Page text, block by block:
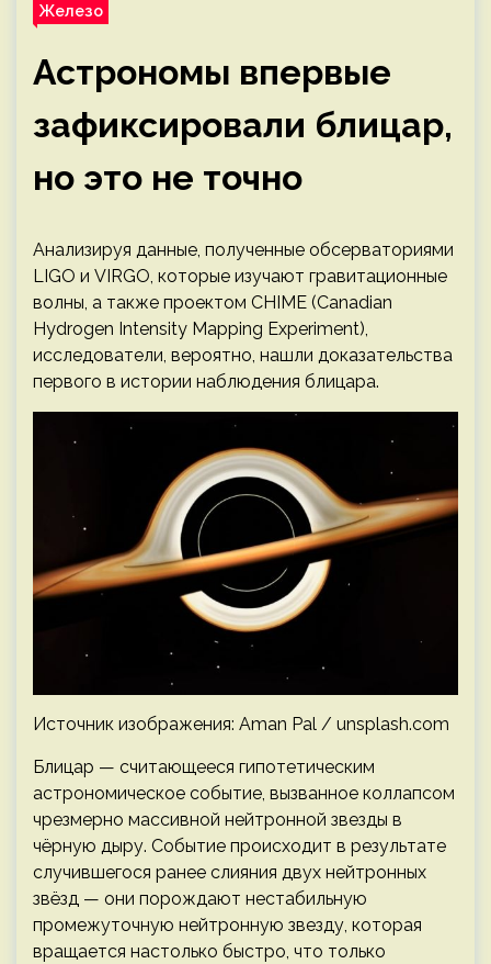
Железо
Астрономы впервые
зафиксировали блицар,
но это не точно
Анализируя данные, полученные обсерваториями
LIGO и VIRGO, которые изучают гравитационные
волны, а также проектом CHIME (Canadian
Hydrogen Intensity Mapping Experiment),
исследователи, вероятно, нашли доказательства
первого в истории наблюдения блицара.
Источник изображения: Aman Pal / unsplash.com
Блицар — считающееся гипотетическим
астрономическое событие, вызванное коллапсом
чрезмерно массивной нейтронной звезды в
чёрную дыру. Событие происходит в результате
случившегося ранее слияния двух нейтронных
звёзд — они порождают нестабильную
промежуточную нейтронную звезду, которая
вращается настолько быстро, что только